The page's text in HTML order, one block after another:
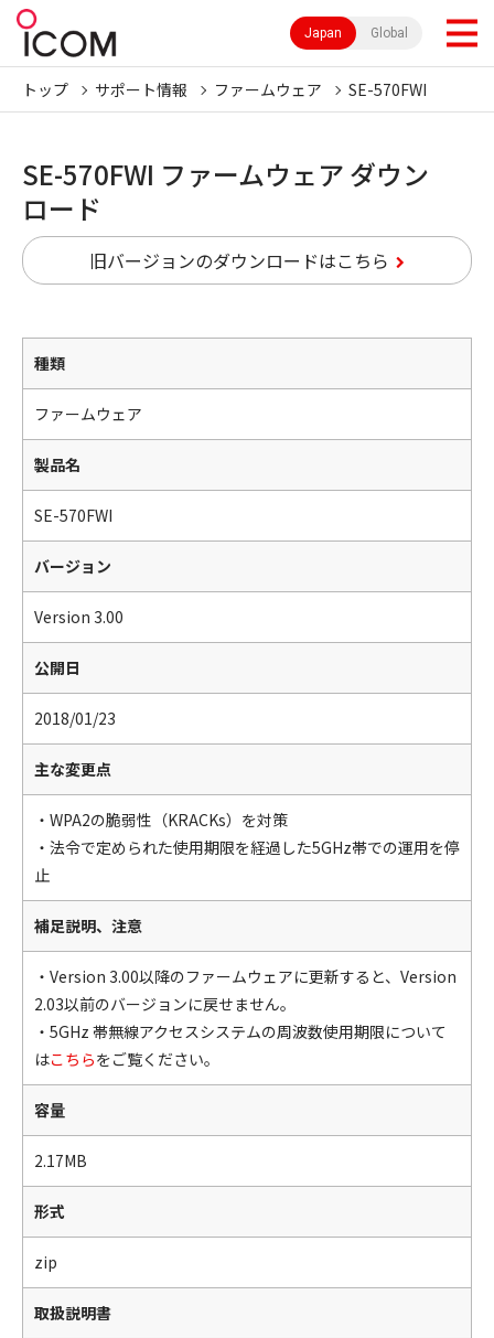
Japan Global
トップ サポート情報 ファームウェア SE-570FWI
SE-570FWI ファームウェア ダウン
ロード
旧バージョンのダウンロードはこちら
種類
ファームウェア
製品名
SE-570FWI
バージョン
Version 3.00
公開日
2018/01/23
主な変更点
・WPA2の脆弱性（KRACKs）を対策
・法令で定められた使用期限を経過した5GHz帯での運用を停
止
補足説明、注意
・Version 3.00以降のファームウェアに更新すると、Version
2.03以前のバージョンに戻せません。
・5GHz 帯無線アクセスシステムの周波数使用期限について
はこちらをご覧ください。
容量
2.17MB
形式
zip
取扱説明書